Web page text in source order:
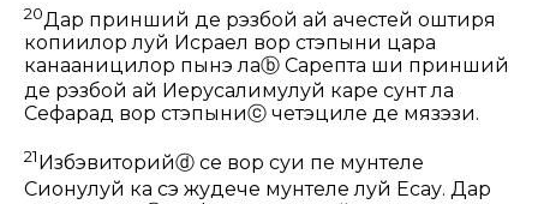
20Дар принший де рэзбой ай ачестей оштиря
копиилор луй Исраел вор стэпыни цара
канааницилор пынэ лаⓑ Сарепта ши принший
де рэзбой ай Иерусалимулуй каре сунт ла
Сефарад вор стэпыниⓒ четэциле де мязэзи.
21 Избэвиторийⓓ се вор суи пе мунтеле
Сионулуй ка сэ жудече мунтеле луй Есау. Дар